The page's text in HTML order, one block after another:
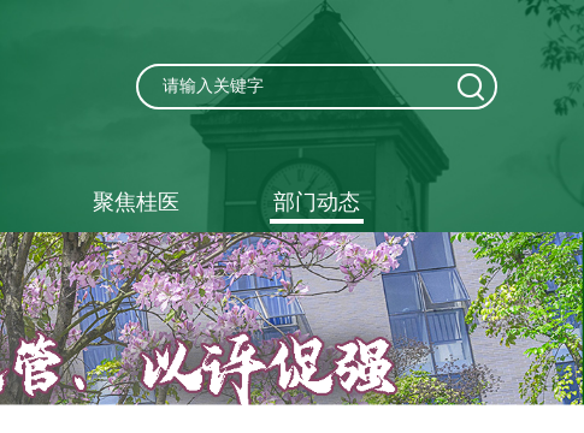
聚焦桂医 部门动态